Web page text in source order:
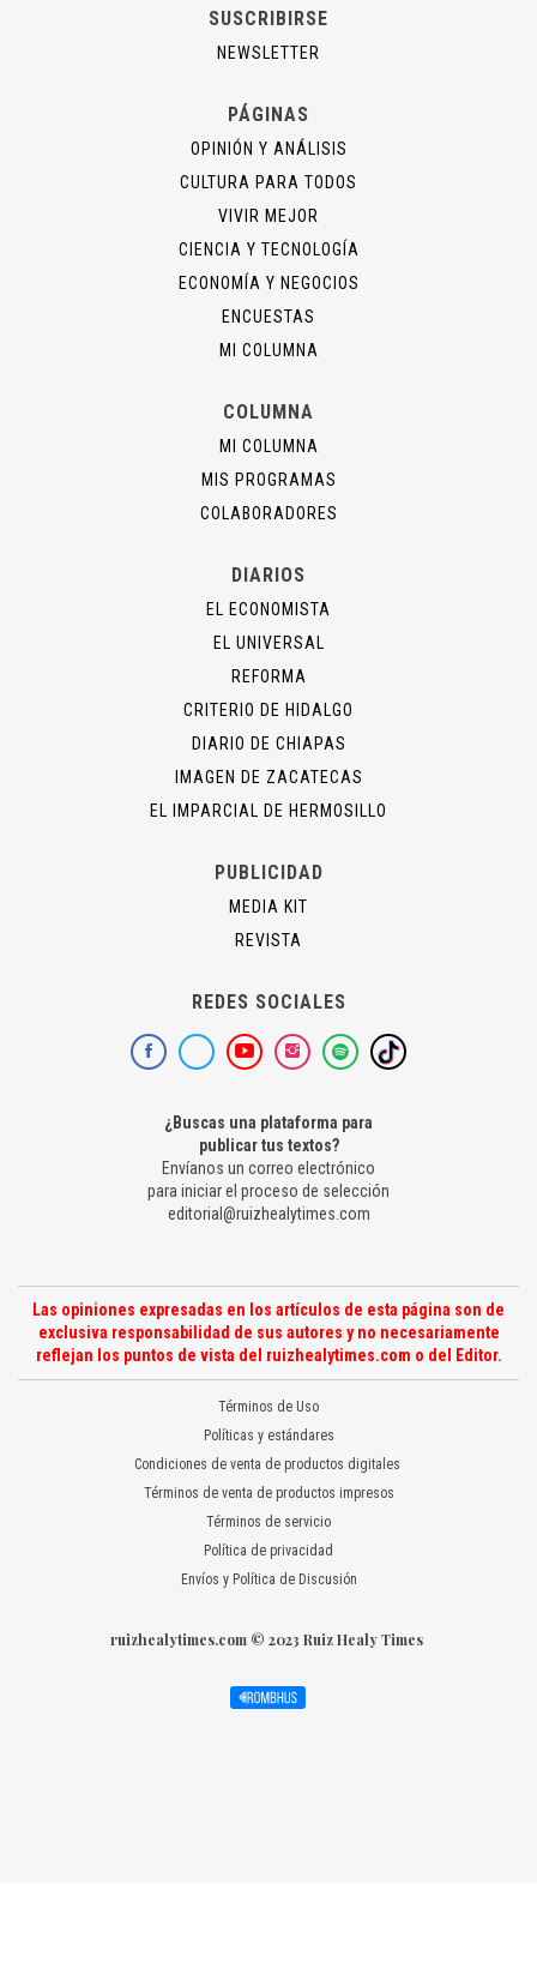
SUSCRIBIRSE
NEWSLETTER
PÁGINAS
OPINIÓN Y ANÁLISIS
CULTURA PARA TODOS
VIVIR MEJOR
CIENCIA Y TECNOLOGÍA
ECONOMÍA Y NEGOCIOS
ENCUESTAS
MI COLUMNA
COLUMNA
MI COLUMNA
MIS PROGRAMAS
COLABORADORES
DIARIOS
EL ECONOMISTA
EL UNIVERSAL
REFORMA
CRITERIO DE HIDALGO
DIARIO DE CHIAPAS
IMAGEN DE ZACATECAS
EL IMPARCIAL DE HERMOSILLO
PUBLICIDAD
MEDIA KIT
REVISTA
REDES SOCIALES
¿Buscas una plataforma para
publicar tus textos?
Envíanos un correo electrónico
para iniciar el proceso de selección
editorial@ruizhealytimes.com
Las opiniones expresadas en los artículos de esta página son de
exclusiva responsabilidad de sus autores y no necesariamente
reflejan los puntos de vista del ruizhealytimes.com o del Editor.
Términos de Uso
Políticas y estándares
Condiciones de venta de productos digitales
Términos de venta de productos impresos
Términos de servicio
Política de privacidad
Envíos y Política de Discusión
ruizhealytimes.com © 2023 Ruiz Healy Times